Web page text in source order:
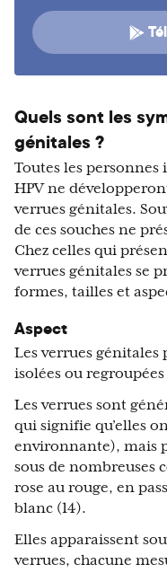
Quels sont les
génitales ?
Toutes les personnes
HPV ne
verrues génitales.
de ces souches ne
Chez celles qui
verrues génitales se
formes, tailles et
Aspect
Les verrues génitales
isolées ou
Les verrues sont
qui signifie qu’elles
environnante), mais
sous de nombreuses
rose au rouge, en
blanc (14).
Elles apparaissent
verrues, chacune